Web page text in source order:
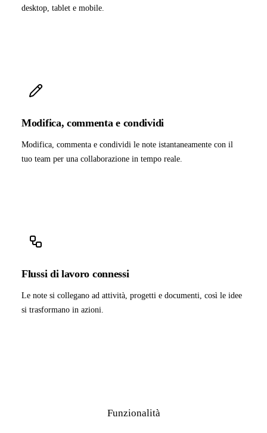
desktop, tablet e mobile.
Modifica, commenta e condividi
Modifica, commenta e condividi le note istantaneamente con il
tuo team per una collaborazione in tempo reale.
Flussi di lavoro connessi
Le note si collegano ad attività, progetti e documenti, così le idee
si trasformano in azioni.
Funzionalità